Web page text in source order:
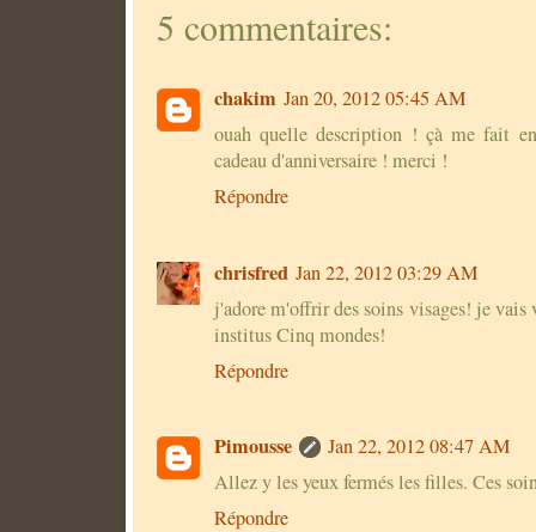
5 commentaires:
chakim Jan 20, 2012 05:45 AM
ouah quelle description ! çà me fait
cadeau d'anniversaire ! merci !
Répondre
chrisfred Jan 22, 2012 03:29 AM
j'adore m'offrir des soins visages! je
institus Cinq mondes!
Répondre
Pimousse
Jan 22, 2012 08:47 AM
Allez y les yeux fermés les filles. Ces
Répondre